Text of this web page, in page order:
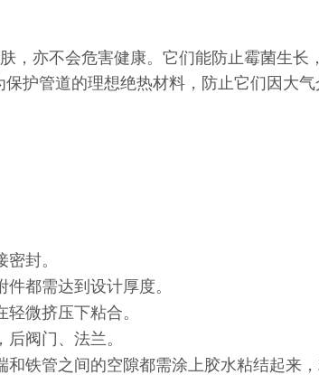
，亦不会危害健康。它们能防止霉菌生长
保护管道的理想绝热材料，防止它们因大气
封。
都需达到设计厚度。
微挤压下粘合。
阀门、法兰。
铁管之间的空隙都需涂上胶水粘结起来